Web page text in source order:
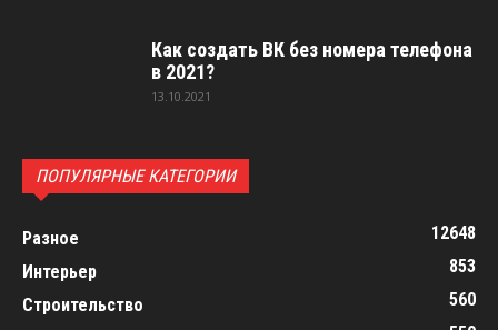
Как создать ВК без номера телефона
в 2021?
13.10.2021
ПОПУЛЯРНЫЕ КАТЕГОРИИ
Разное
12648
Интерьер
853
Строительство
560